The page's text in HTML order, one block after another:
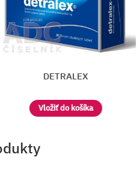
DETRALEX
Vložiť do košíka